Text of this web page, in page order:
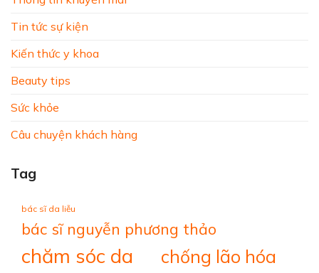
Tin tức sự kiện
Kiến thức y khoa
Beauty tips
Sức khỏe
Câu chuyện khách hàng
Tag
bác sĩ da liễu
bác sĩ nguyễn phương thảo
chăm sóc da chống lão hóa